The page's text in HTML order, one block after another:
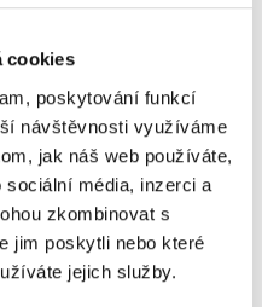
cookies
poskytování funkcí
návštěvnosti využíváme
jak náš web používáte,
média, inzerci a
zkombinovat s
jim poskytli nebo které
jejich služby.
- 21:00
- 21:00
- 21:00
- 21:00
- 21:00
- 21:00